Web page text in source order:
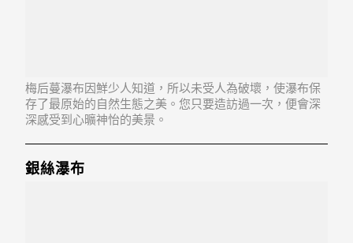
梅后蔓瀑布因鮮少人知道，所以未受人為破壞，使瀑布保
存了最原始的自然生態之美。您只要造訪過一次，便會深
深感受到心曠神怡的美景。
銀絲瀑布